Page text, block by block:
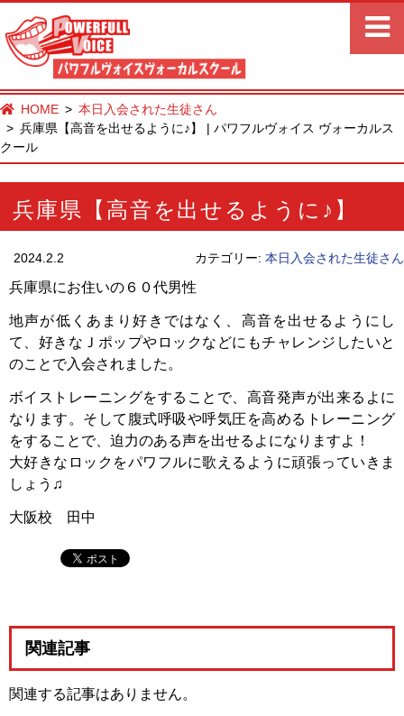
HOME
本日入会された生徒さん
兵庫県【高音を出せるように♪】 | パワフルヴォイス ヴォーカルス
クール
兵庫県【高音を出せるように♪】
2024.2.2 カテゴリー: 本日入会された生徒さん
兵庫県にお住いの６０代男性
地声が低くあまり好きではなく、高音を出せるようにし
て、好きなＪポップやロックなどにもチャレンジしたいと
のことで入会されました。
ボイストレーニングをすることで、高音発声が出来るよに
なります。そして腹式呼吸や呼気圧を高めるトレーニング
をすることで、迫力のある声を出せるよになりますよ！
大好きなロックをパワフルに歌えるように頑張っていきま
しょう♫
大阪校 田中
関連記事
関連する記事はありません。